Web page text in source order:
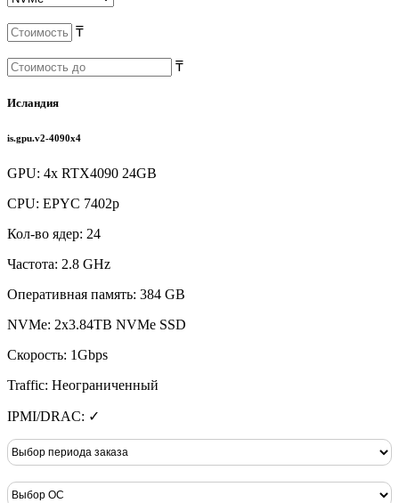
₸
₸
Исландия
is.gpu.v2-4090x4
GPU: 4x RTX4090 24GB
CPU: EPYC 7402p
Кол-во ядер: 24
Частота: 2.8 GHz
Оперативная память: 384 GB
NVMe: 2x3.84TB NVMe SSD
Скорость: 1Gbps
Traffic: Неограниченный
IPMI/DRAC: ✓